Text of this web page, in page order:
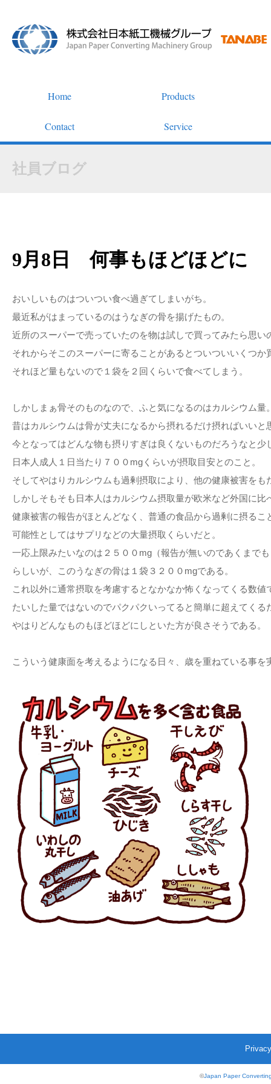
Home Products
Contact Service
社員ブログ
9月8日 何事もほどほどに
おいしいものはついつい食べ過ぎてしまいがち。
最近私がはまっているのはうなぎの骨を揚げたもの。
近所のスーパーで売っていたのを物は試しで買ってみたら思い
それからそこのスーパーに寄ることがあるとついついいくつか
それほど量もないので１袋を２回くらいで食べてしまう。
しかしまぁ骨そのものなので、ふと気になるのはカルシウム量
昔はカルシウムは骨が丈夫になるから摂れるだけ摂ればいいと
今となってはどんな物も摂りすぎは良くないものだろうなと少
日本人成人１日当たり７００mgくらいが摂取目安とのこと。
そしてやはりカルシウムも過剰摂取により、他の健康被害をも
しかしそもそも日本人はカルシウム摂取量が欧米など外国に比
健康被害の報告がほとんどなく、普通の食品から過剰に摂るこ
可能性としてはサプリなどの大量摂取くらいだと。
一応上限みたいなのは２５００mg（報告が無いのであくまで
らしいが、このうなぎの骨は１袋３２００mgである。
これ以外に通常摂取を考慮するとなかなか怖くなってくる数値
たいした量ではないのでパクパクいってると簡単に超えてくる
やはりどんなものもほどほどにしといた方が良さそうである。
こういう健康面を考えるようになる日々、歳を重ねている事を
©Japan Paper